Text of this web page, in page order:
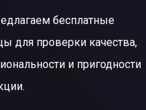
бесплатные
для проверки качества,
и пригодности